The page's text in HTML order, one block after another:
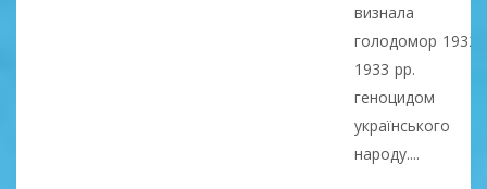
визнала
голодомор 1932-
1933 рр.
геноцидом
українського
народу....